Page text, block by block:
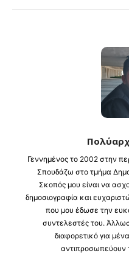
Γεννημένος το 2002 στην
Σπουδάζω στο τμήμα
Σκοπός μου είναι να
δημοσιογραφία και
που μου έδωσε την
συντελεστές του.
διαφορετικό για
αντιπροσωπεύουν